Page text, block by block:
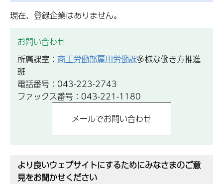
現在、登録企業はありません。
お問い合わせ
所属課室： 商工労働部雇用労働課多様な働き方推進
班
電話番号：043-223-2743
ファックス番号：043-221-1180
より良いウェブサイトにするためにみなさまのご意
見をお聞かせください